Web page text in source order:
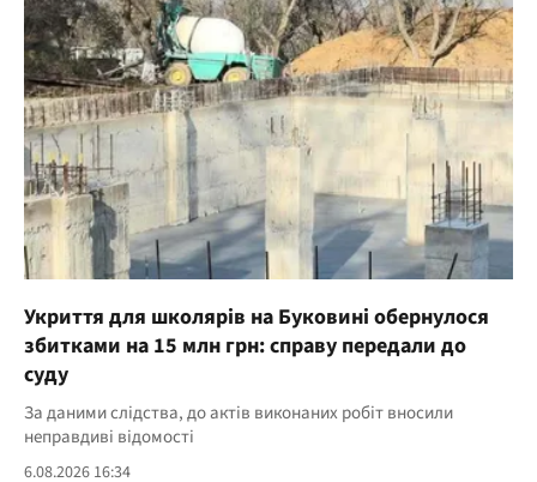
Укриття для школярів на Буковині обернулося
збитками на 15 млн грн: справу передали до
суду
За даними слідства, до актів виконаних робіт вносили
неправдиві відомості
6.08.2026 16:34